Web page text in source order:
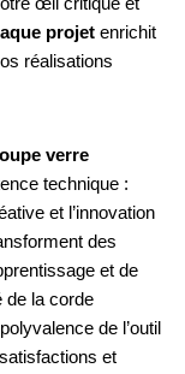
projet enrichit
réalisations
verre
technique :
et l’innovation
des
et de
de la corde
de l’outil
et